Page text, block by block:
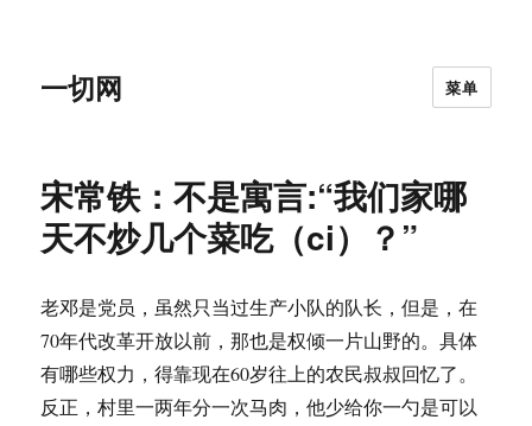
一切网 菜单
宋常铁：不是寓言:“我们家哪
天不炒几个菜吃（ci）？”
老邓是党员，虽然只当过生产小队的队长，但是，在
70年代改革开放以前，那也是权倾一片山野的。具体
有哪些权力，得靠现在60岁往上的农民叔叔回忆了。
反正，村里一两年分一次马肉，他少给你一勺是可以